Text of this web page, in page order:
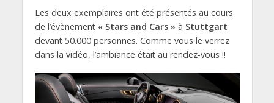
Les deux exemplaires ont été présentés au cours
de l’évènement « Stars and Cars » à Stuttgart
devant 50.000 personnes. Comme vous le verrez
dans la vidéo, l’ambiance était au rendez-vous !!